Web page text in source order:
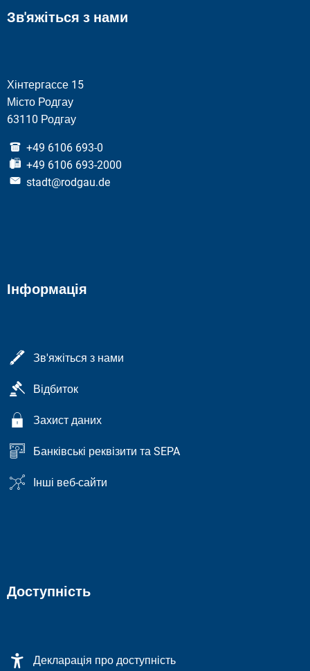
Зв'яжіться з нами
Хінтергассе 15
Місто Родгау
63110 Родгау
+49 6106 693-0
+49 6106 693-2000
stadt@rodgau.de
Інформація
Зв'яжіться з нами
Відбиток
Захист даних
Банківські реквізити та SEPA
Інші веб-сайти
Доступність
Декларація про доступність